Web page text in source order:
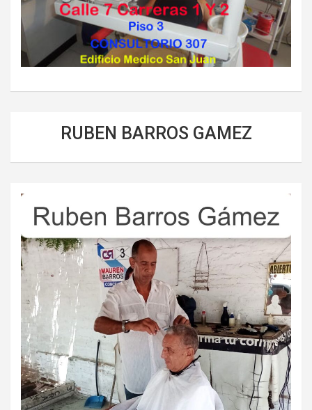
RUBEN BARROS GAMEZ